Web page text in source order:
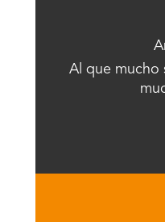
Al que mucho